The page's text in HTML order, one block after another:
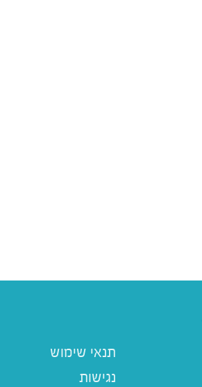
תנאי שימוש
נגישות